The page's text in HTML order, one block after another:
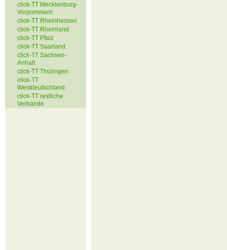
click-TT Mecklenburg-
Vorpommern
click-TT Rheinhessen
click-TT Rheinland
click-TT Pfalz
click-TT Saarland
click-TT Sachsen-
Anhalt
click-TT Thüringen
click-TT
Westdeutschland
click-TT restliche
Verbände